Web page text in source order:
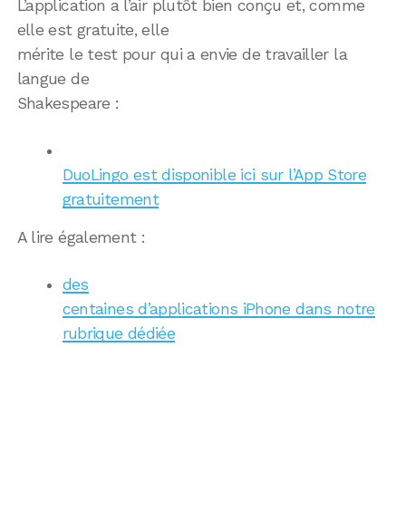
L’application a l’air plutôt bien conçu et, comme
elle est gratuite, elle
mérite le test pour qui a envie de travailler la
langue de
Shakespeare :
DuoLingo est disponible ici sur l’App Store
gratuitement
A lire également :
des
centaines d’applications iPhone dans notre
rubrique dédiée